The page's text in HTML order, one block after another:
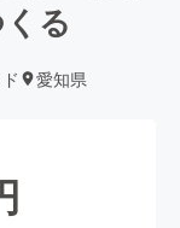
る
愛知県